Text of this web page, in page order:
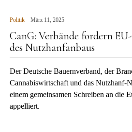
Politik März 11, 2025
CanG: Verbände fordern
des Nutzhanfanbaus
Der Deutsche Bauernverband, der
Cannabiswirtschaft und das Nutzhanf-
einem gemeinsamen Schreiben an die
appelliert.